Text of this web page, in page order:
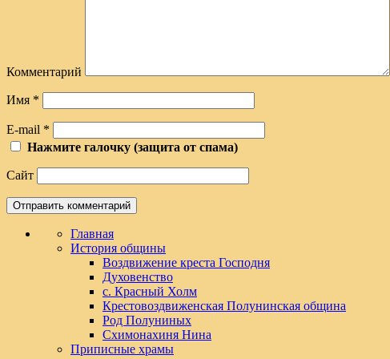
Комментарий
Имя *
E-mail *
Нажмите галочку (защита от спама)
Сайт
Главная
История общины
Воздвижение креста Господня
Духовенство
с. Красный Холм
Крестовоздвиженская Полунинская община
Род Полуниных
Схимонахиня Нина
Приписные храмы